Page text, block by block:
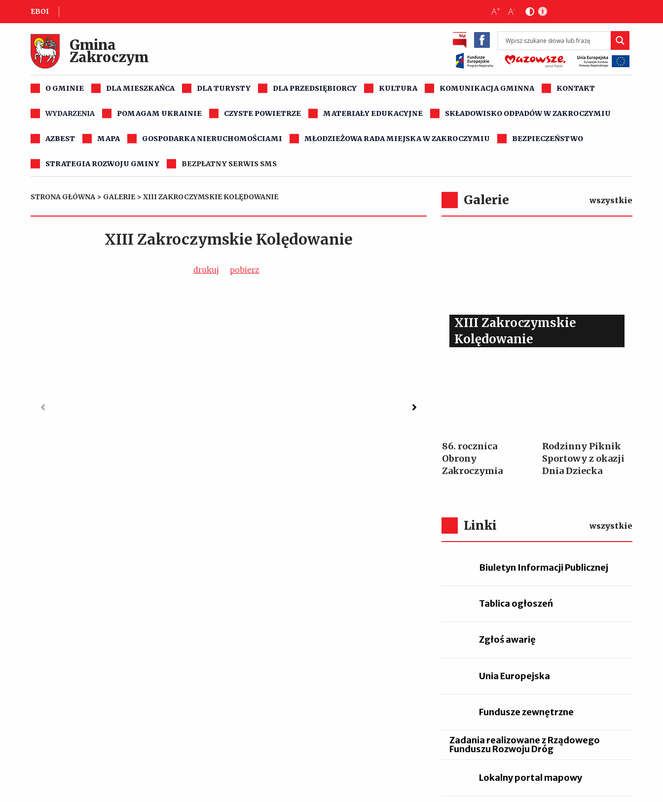
EBOI A+ A-
Gmina
Zakroczym
O GMINIE DLA MIESZKAŃCA DLA TURYSTY DLA PRZEDSIĘBIORCY KULTURA KOMUNIKACJA GMINNA KONTAKT
WYDARZENIA POMAGAM UKRAINIE CZYSTE POWIETRZE MATERIAŁY EDUKACYJNE SKŁADOWISKO ODPADÓW W ZAKROCZYMIU
AZBEST MAPA GOSPODARKA NIERUCHOMOŚCIAMI MŁODZIEŻOWA RADA MIEJSKA W ZAKROCZYMIU BEZPIECZEŃSTWO
STRATEGIA ROZWOJU GMINY BEZPŁATNY SERWIS SMS
STRONA GŁÓWNA > GALERIE> XIII ZAKROCZYMSKIE KOLĘDOWANIE
XIII Zakroczymskie Kolędowanie
drukuj pobierz
Galerie wszystkie
XIII Zakroczymskie
Kolędowanie
86. rocznica
Obrony
Zakroczymia
Rodzinny Piknik
Sportowy z okazji
Dnia Dziecka
Linki wszystkie
Biuletyn Informacji Publicznej
Tablica ogłoszeń
Zgłoś awarię
Unia Europejska
Fundusze zewnętrzne
Zadania realizowane z Rządowego
Funduszu Rozwoju Dróg
Lokalny portal mapowy